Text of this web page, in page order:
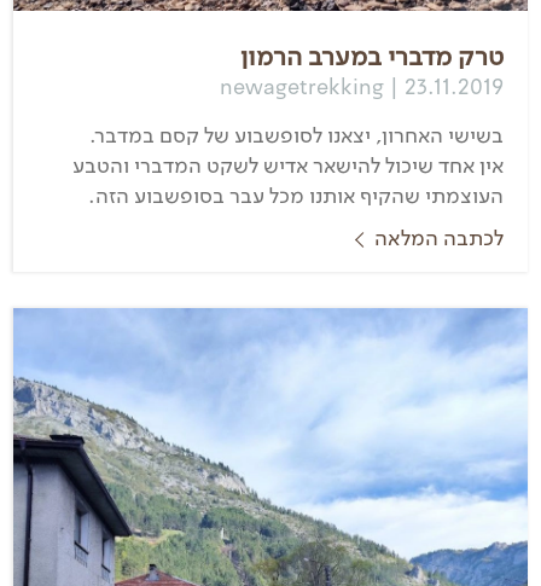
טרק מדברי במערב הרמון
newagetrekking | 23.11.2019
בשישי האחרון, יצאנו לסופשבוע של קסם במדבר.
אין אחד שיכול להישאר אדיש לשקט המדברי והטבע
העוצמתי שהקיף אותנו מכל עבר בסופשבוע הזה.
לכתבה המלאה